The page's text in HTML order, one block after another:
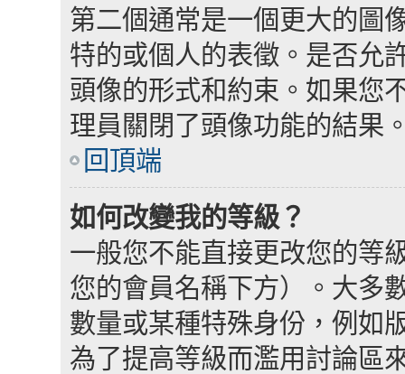
第二個通常是一個更大的圖
特的或個人的表徵。是否允
頭像的形式和約束。如果您
理員關閉了頭像功能的結果
回頂端
如何改變我的等級？
一般您不能直接更改您的等
您的會員名稱下方）。大多
數量或某種特殊身份，例如
為了提高等級而濫用討論區